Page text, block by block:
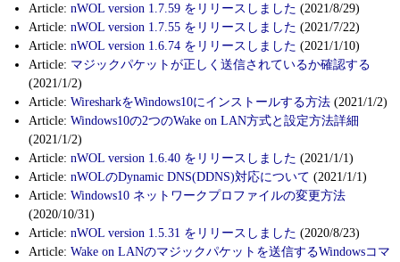
Article: nWOL version 1.7.59 をリリースしました (2021/8/29)
Article: nWOL version 1.7.55 をリリースしました (2021/7/22)
Article: nWOL version 1.6.74 をリリースしました (2021/1/10)
Article: マジックパケットが正しく送信されているか確認する
(2021/1/2)
Article: WiresharkをWindows10にインストールする方法 (2021/1/2)
Article: Windows10の2つのWake on LAN方式と設定方法詳細
(2021/1/2)
Article: nWOL version 1.6.40 をリリースしました (2021/1/1)
Article: nWOLのDynamic DNS(DDNS)対応について (2021/1/1)
Article: Windows10 ネットワークプロファイルの変更方法
(2020/10/31)
Article: nWOL version 1.5.31 をリリースしました (2020/8/23)
Article: Wake on LANのマジックパケットを送信するWindowsコマ